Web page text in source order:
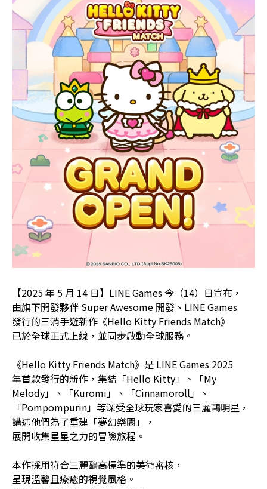
【2025 年 5 月 14 日】LINE Games 今（14）日宣布，
由旗下開發夥伴 Super Awesome 開發、LINE Games
發行的三消手遊新作《Hello Kitty Friends Match》
已於全球正式上線，並同步啟動全球服務。
《Hello Kitty Friends Match》是 LINE Games 2025
年首款發行的新作，集結「Hello Kitty」、「My
Melody」、「Kuromi」、「Cinnamoroll」、
「Pompompurin」等深受全球玩家喜愛的三麗鷗明星，
講述他們為了重建「夢幻樂園」，
展開收集星星之力的冒險旅程。
本作採用符合三麗鷗高標準的美術審核，
呈現溫馨且療癒的視覺風格。